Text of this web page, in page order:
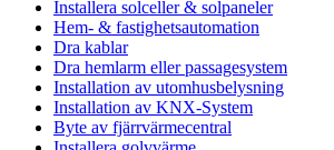
Installera solceller & solpaneler
Hem- & fastighetsautomation
Dra kablar
Dra hemlarm eller passagesystem
Installation av utomhusbelysning
Installation av KNX-System
Byte av fjärrvärmecentral